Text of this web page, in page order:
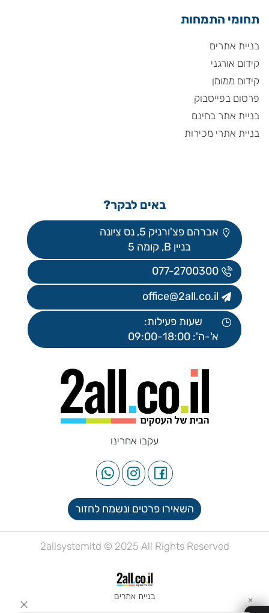
תחומי התמחות
בניית אתרים
קידום אורגני
קידום ממומן
פרסום בפייסבוק
בניית אתר בחינם
בניית אתרי מכירות
באים לבקר?
אברהם פצ'ורניק 5, נס ציונה
בניין B, קומה 5
077-2700300
office@2all.co.il
שעות פעילות:
א'-ה': 09:00-18:00
עקבו אחרינו
השאירו פרטים ונשמח לחזור
2allsystemltd © 2025 All Rights Reserved
בניית אתרים ✕